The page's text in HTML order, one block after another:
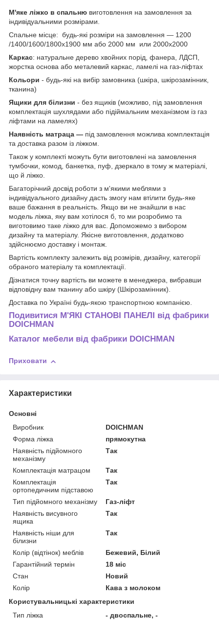
М'яке ліжко в спальню виготовлення на замовлення за
індивідуальними розмірами.
Спальне місце: будь-які розміри на замовлення — 1200
/1400/1600/1800х1900 мм або 2000 мм или 2000х2000
Каркас: натуральне дерево хвойних порід, фанера, ЛДСП,
жорстка основа або металевий каркас, ламелі на газ-ліфтах
Кольори - будь-які на вибір замовника (шкіра, шкірозамінник,
тканина)
Ящики для білизни - без ящиків (можливо, під замовлення
комплектація шухлядами або підіймальним механізмом із газ
ліфтами на ламелях)
Наявність матраца — під замовлення можлива комплектація
та доставка разом із ліжком.
Також у комплекті можуть бути виготовлені на замовлення
тумбочки, комод, банкетка, пуф, дзеркало в тому ж матеріалі,
що й ліжко.
Багаторічний досвід роботи з м'якими меблями з
індивідуального дизайну дасть змогу нам втілити будь-яке
ваше бажання в реальність. Якщо ви не знайшли в нас
модель ліжка, яку вам хотілося б, то ми розробимо та
виготовимо таке ліжко для вас. Допоможемо з вибором
дизайну та матеріалу. Якісне виготовлення, додатково
здійснюємо доставку і монтаж.
Вартість комплекту залежить від розмірів, дизайну, категорії
обраного матеріалу та комплектації.
Дізнатися точну вартість ви можете в менеджера, вибравши
відповідну вам тканину або шкіру (Шкірозамінник).
Доставка по Україні будь-якою транспортною компанією.
Подивитися М'ЯКІ СТАНОВІ ПАНЕЛІ від фабрики
DOICHMAN
Каталог мебели від фабрики DOICHMAN
Приховати
Характеристики
Основні
Виробник
DOICHMAN
Форма ліжка
прямокутна
Наявність підйомного
механізму
Так
Комплектація матрацом
Так
Комплектація
ортопедичним підставою
Так
Тип підйомного механізму
Газ-ліфт
Наявність висувного
ящика
Так
Наявність ніши для
білизни
Так
Колір (відтінок) меблів
Бежевий, Білий
Гарантійний термін
18 міс
Стан
Новий
Колір
Кава з молоком
Користувальницькі характеристики
Тип ліжка
- двоспальне, -